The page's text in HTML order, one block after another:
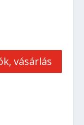
vásárlás